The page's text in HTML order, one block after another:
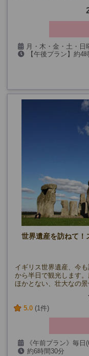
月・木・金・土・
日を除く）
【午後プラン】約4
世界遺産を訪ねて！
イギリス世界遺産、今
から半日で観光します
ほかとない、壮大なの景
5.0 (1件)
《午前プラン》毎
《午後プラン》毎日(6/
約6時間30分